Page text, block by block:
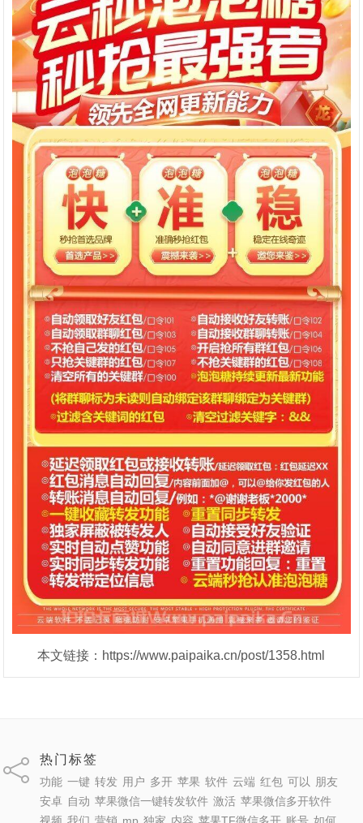
本文链接：https://www.paipaika.cn/post/1358.html
热门标签
功能 一键 转发 用户 多开 苹果 软件 云端 红包 可以
朋友
安卓 自动 苹果微信一键转发软件 激活 苹果微信多开软件